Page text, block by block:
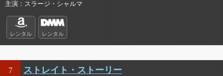
主演
スラージ・シャルマ
レンタル レンタル
7 ストレイト・ストーリー